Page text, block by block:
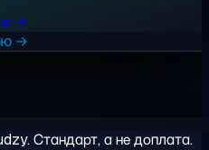
→
→
Стандарт, а не доплата.